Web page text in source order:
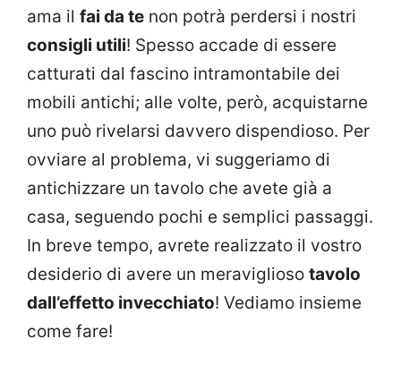
ama il fai da te non potrà perdersi i nostri
consigli utili! Spesso accade di essere
catturati dal fascino intramontabile dei
mobili antichi; alle volte, però, acquistarne
uno può rivelarsi davvero dispendioso. Per
ovviare al problema, vi suggeriamo di
antichizzare un tavolo che avete già a
casa, seguendo pochi e semplici passaggi.
In breve tempo, avrete realizzato il vostro
desiderio di avere un meraviglioso tavolo
dall’effetto invecchiato! Vediamo insieme
come fare!